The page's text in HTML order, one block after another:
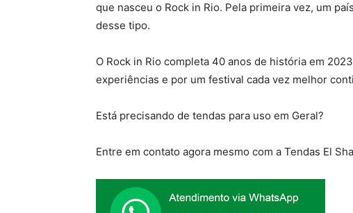
que nasceu o Rock in Rio. Pela primeira vez, um
desse tipo.
O Rock in Rio completa 40 anos de história em
experiências e por um festival cada vez melhor
Está precisando de tendas para uso em Geral?
Entre em contato agora mesmo com a Tendas El